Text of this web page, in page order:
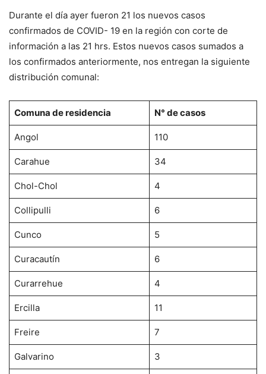
Durante el día ayer fueron 21 los nuevos casos
confirmados de COVID- 19 en la región con corte de
información a las 21 hrs. Estos nuevos casos sumados a
los confirmados anteriormente, nos entregan la siguiente
distribución comunal:
Comuna de residencia N° de casos
Angol 110
Carahue 34
Chol-Chol 4
Collipulli 6
Cunco 5
Curacautín 6
Curarrehue 4
Ercilla 11
Freire 7
Galvarino 3